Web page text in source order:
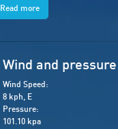
Read more
Wind and pressure
Wind Speed:
8 kph, E
Pressure:
101.10 kpa